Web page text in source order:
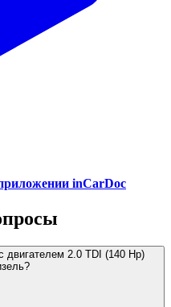
inCarDoc
двигателем 2.0 TDI (140 Hp)